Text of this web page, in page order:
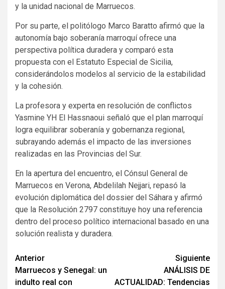
y la unidad nacional de Marruecos.
Por su parte, el politólogo Marco Baratto afirmó que la
autonomía bajo soberanía marroquí ofrece una
perspectiva política duradera y comparó esta
propuesta con el Estatuto Especial de Sicilia,
considerándolos modelos al servicio de la estabilidad
y la cohesión.
La profesora y experta en resolución de conflictos
Yasmine YH El Hassnaoui señaló que el plan marroquí
logra equilibrar soberanía y gobernanza regional,
subrayando además el impacto de las inversiones
realizadas en las Provincias del Sur.
En la apertura del encuentro, el Cónsul General de
Marruecos en Verona, Abdelilah Nejjari, repasó la
evolución diplomática del dossier del Sáhara y afirmó
que la Resolución 2797 constituye hoy una referencia
dentro del proceso político internacional basado en una
solución realista y duradera.
Seguir
leyendo
Anterior
Marruecos y Senegal: un
indulto real con
Siguiente
ANÁLISIS DE
ACTUALIDAD: Tendencias